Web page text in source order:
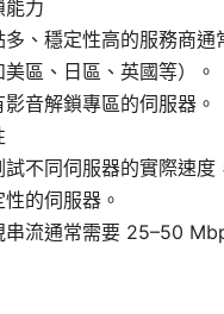
能力
多、穩定性高的服務商通
區、日區、英國等）。
音解鎖專區的伺服器。
試不同伺服器的實際速度
的伺服器。
串流通常需要 25–50